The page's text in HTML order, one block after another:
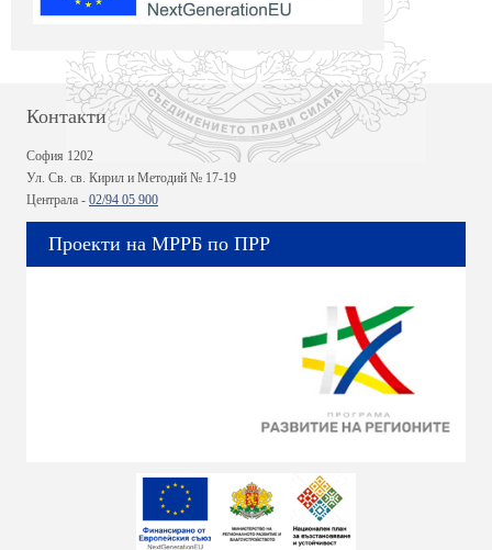
Контакти
София 1202
Ул. Св. св. Кирил и Методий № 17-19
Централа - 02/94 05 900
Проекти на МРРБ по ПРР